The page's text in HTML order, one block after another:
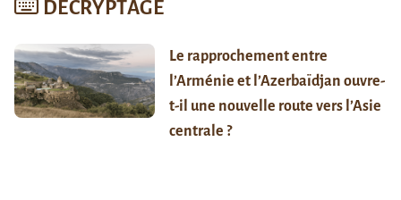
DÉCRYPTAGE
Le rapprochement entre
l’Arménie et l’Azerbaïdjan ouvre-
t-il une nouvelle route vers l’Asie
centrale ?